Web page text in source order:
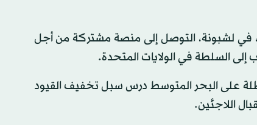
اليوم، في لشبونة، التوصل إلى منصة مشتركة من أجل
إلى السلطة في الولايات المتحدة.
على البحر المتوسط درس سبل تخفيف القيود
اللاجئين.